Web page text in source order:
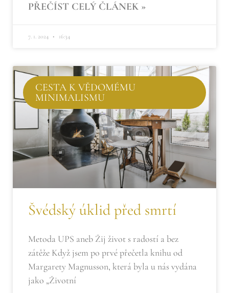
PŘEČÍST CELÝ ČLÁNEK »
7. 1. 2024 16:34
CESTA K VĚDOMÉMU
MINIMALISMU
Švédský úklid před smrtí
Metoda UPS aneb Žij život s radostí a bez
zátěže Když jsem po prvé přečetla knihu od
Margarety Magnusson, která byla u nás vydána
jako „Životní